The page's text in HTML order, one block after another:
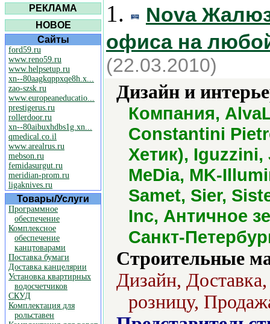
РЕКЛАМА
НОВОЕ
Сайты
ford59.ru
www.reno59.ru
www.helpsetup.ru
xn--80aagkqppxqe8h.x...
zao-szsk.ru
www.europeaneducatio...
prestigerus.ru
rollerdoor.ru
xn--80aibuxhdbs1g.xn...
qmedical.co.il
www.arealrus.ru
mebson.ru
femidasurgut.ru
meridian-prom.ru
ligaknives.ru
Товары/Услуги
Программное
обеспечение
Комплексное
обеспечение
канцтоварами
Поставка бумаги
Доставка канцелярии
Установка квартирных
водосчетчиков
СКУД
Комплектация для
рольставен
1.
Nova
офиса на
(22.03.2010)
Дизайн и
Компания,
Constantini
Хетик),
MeDia, MK-
Samet, Sier,
Inc, Античное
Санкт-
Строительные
Дизайн,
розницу,